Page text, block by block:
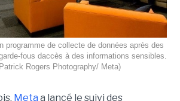
programme de collecte de données après des
fous daccès à des informations sensibles.
Rogers Photography/ Meta)
Meta a lancé le suivi des